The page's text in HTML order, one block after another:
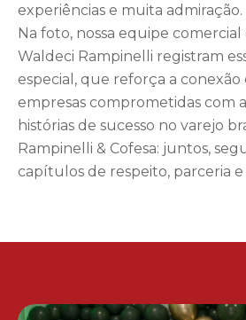
experiências e muita admiração.
Na foto, nossa equipe
Waldeci Rampinelli registram
especial, que reforça a
empresas comprometidas com
histórias de sucesso no varejo
Rampinelli & Cofesa: juntos,
capítulos de respeito, parceria